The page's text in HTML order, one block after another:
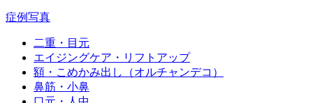
症例写真
二重・目元
エイジングケア・リフトアップ
額・こめかみ出し（オルチャンデコ）
鼻筋・小鼻